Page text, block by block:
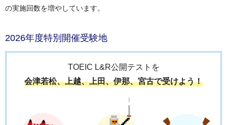
の実施回数を増やしています。
2026年度特別開催受験地
TOEIC L&R公開テストを
会津若松、上越、上田、伊那、宮古で受けよう！